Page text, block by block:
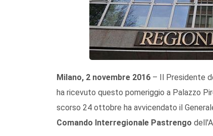
Milano, 2 novembre 2016 – Il Presidente
ha ricevuto questo pomeriggio a Palazzo
scorso 24 ottobre ha avvicendato il
Comando Interregionale Pastrengo